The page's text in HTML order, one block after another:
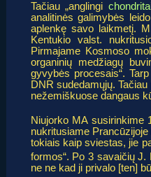
Tačiau „anglingi
analitinės galimybės
aplenkę savo laikmetį.
Kentukio valst.
Pirmajame Kosmoso
organinių medžiagų
gyvybės procesais“.
DNR sudedamųjų.
nežemiškuose dangaus
Niujorko MA susirinkime
nukritusiame
tokiais kaip sviestas, jie
formos“. Po 3 savaičių J.
ne ne kad ji privalo [ten]